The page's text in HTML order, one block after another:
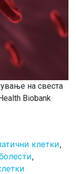
на свеста
Biobank
клетки,
,